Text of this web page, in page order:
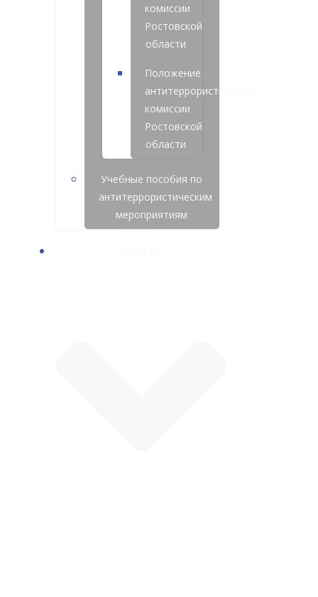
комиссии
Ростовской
области
Положение
антитеррористической
комиссии
Ростовской
области
Учебные пособия по
антитеррористическим
мероприятиям